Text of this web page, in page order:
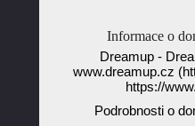
Informace o
Dreamup -
www.dreamup.cz
https://
Podrobnosti o